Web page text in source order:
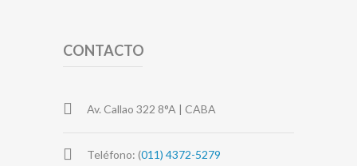
CONTACTO
Av. Callao 322 8°A | CABA
Teléfono: (011) 4372-5279